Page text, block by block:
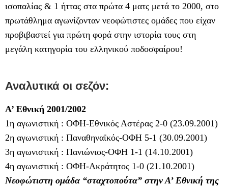
ισοπαλίας & 1 ήττας στα πρώτα 4 ματς μετά το 2000, στο
πρωτάθλημα αγωνίζονταν νεοφώτιστες ομάδες που είχαν
προβιβαστεί για πρώτη φορά στην ιστορία τους στη
μεγάλη κατηγορία του ελληνικού ποδοσφαίρου!
Αναλυτικά οι σεζόν:
Α’ Εθνική 2001/2002
1η αγωνιστική : ΟΦΗ-Εθνικός Αστέρας 2-0 (23.09.2001)
2η αγωνιστική : Παναθηναϊκός-ΟΦΗ 5-1 (30.09.2001)
3η αγωνιστική : Πανιώνιος-ΟΦΗ 1-1 (14.10.2001)
4η αγωνιστική : ΟΦΗ-Ακράτητος 1-0 (21.10.2001)
Νεοφώτιστη ομάδα “σταχτοπούτα” στην Α’ Εθνική της